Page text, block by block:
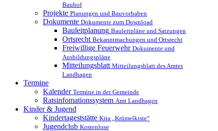
Bauhof
Projekte Planungen und Bauvorhaben
Dokumente Dokumente zum Download
Bauleitplanung Bauleitpläne und Satzungen
Ortsrecht Bekanntmachungen und Ortsrecht
Freiwillige Feuerwehr Dokumente und
Ausbildungspläne
Mitteilungsblatt Mitteilungsblatt des Amtes
Landhagen
Termine
Kalender Termine in der Gemeinde
Ratsinfomationssystem Amt Landhagen
Kinder & Jugend
Kindertageststätte Kita „Krümelkiste“
Jugendclub Kostenlose